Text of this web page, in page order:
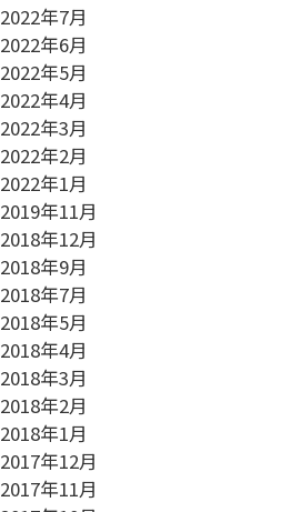
2022年7月
2022年6月
2022年5月
2022年4月
2022年3月
2022年2月
2022年1月
2019年11月
2018年12月
2018年9月
2018年7月
2018年5月
2018年4月
2018年3月
2018年2月
2018年1月
2017年12月
2017年11月